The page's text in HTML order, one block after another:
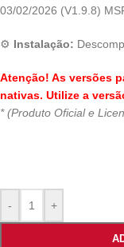
03/02/2026 (V1.9.8)
⚙️ Instalação:
Atenção! As versões
nativas. Utilize a
* (Produto Oficial e
- +